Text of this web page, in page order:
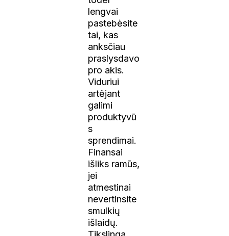
lengvai
pastebėsite
tai, kas
anksčiau
praslysdavo
pro akis.
Viduriui
artėjant
galimi
produktyvū
s
sprendimai.
Finansai
išliks ramūs,
jei
atmestinai
nevertinsite
smulkių
išlaidų.